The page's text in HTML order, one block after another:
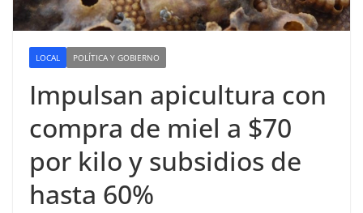
LOCAL POLÍTICA Y GOBIERNO
Impulsan apicultura con
compra de miel a $70
por kilo y subsidios de
hasta 60%